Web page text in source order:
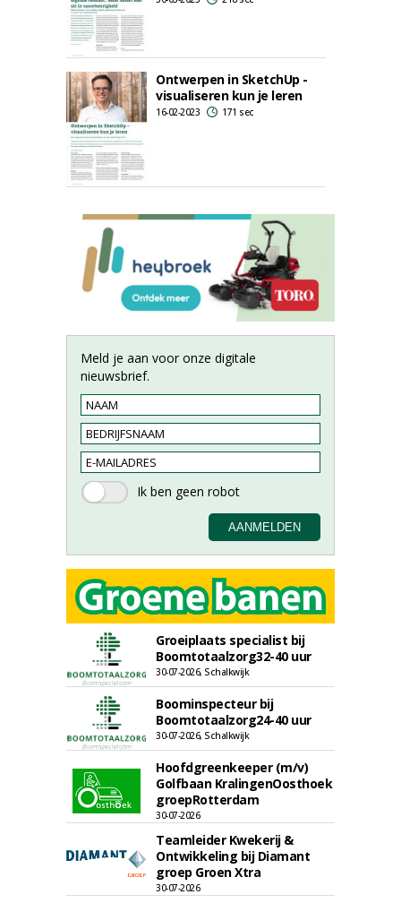
Ontwerpen in SketchUp -
visualiseren kun je leren
16-02-2023 171 sec
Meld je aan voor onze digitale
nieuwsbrief.
Groeiplaats specialist bij
Boomtotaalzorg32-40 uur
30-07-2026, Schalkwijk
Boominspecteur bij
Boomtotaalzorg24-40 uur
30-07-2026, Schalkwijk
Hoofdgreenkeeper (m/v)
Golfbaan KralingenOosthoek
groepRotterdam
30-07-2026
Teamleider Kwekerij &
Ontwikkeling bij Diamant
groep Groen Xtra
30-07-2026